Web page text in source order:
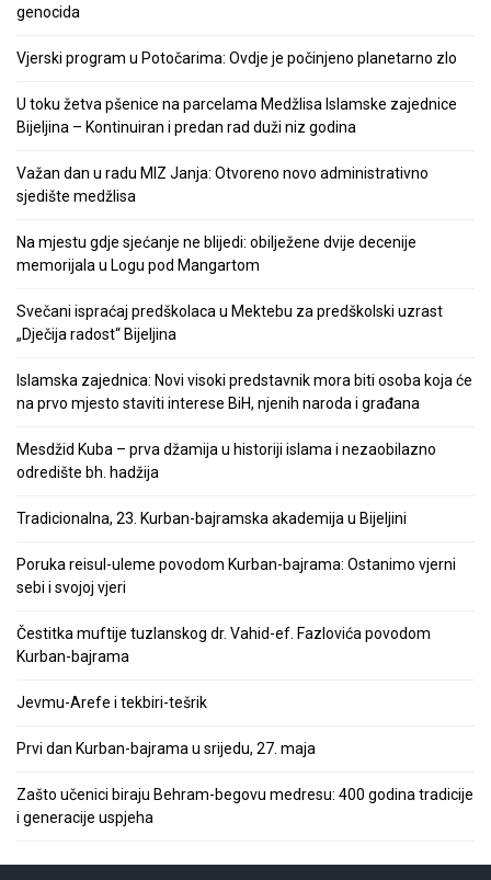
genocida
Vjerski program u Potočarima: Ovdje je počinjeno planetarno zlo
U toku žetva pšenice na parcelama Medžlisa Islamske zajednice
Bijeljina – Kontinuiran i predan rad duži niz godina
Važan dan u radu MIZ Janja: Otvoreno novo administrativno
sjedište medžlisa
Na mjestu gdje sjećanje ne blijedi: obilježene dvije decenije
memorijala u Logu pod Mangartom
Svečani ispraćaj predškolaca u Mektebu za predškolski uzrast
„Dječija radost“ Bijeljina
Islamska zajednica: Novi visoki predstavnik mora biti osoba koja će
na prvo mjesto staviti interese BiH, njenih naroda i građana
Mesdžid Kuba – prva džamija u historiji islama i nezaobilazno
odredište bh. hadžija
Tradicionalna, 23. Kurban-bajramska akademija u Bijeljini
Poruka reisul-uleme povodom Kurban-bajrama: Ostanimo vjerni
sebi i svojoj vjeri
Čestitka muftije tuzlanskog dr. Vahid-ef. Fazlovića povodom
Kurban-bajrama
Jevmu-Arefe i tekbiri-tešrik
Prvi dan Kurban-bajrama u srijedu, 27. maja
Zašto učenici biraju Behram-begovu medresu: 400 godina tradicije
i generacije uspjeha